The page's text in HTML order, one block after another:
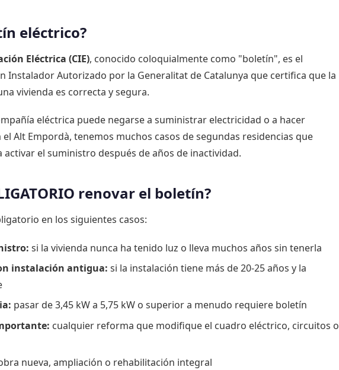
eléctrico?
Eléctrica (CIE), conocido coloquialmente como "boletín", es el
Instalador Autorizado por la Generalitat de Catalunya que certifica que la
vivienda es correcta y segura.
eléctrica puede negarse a suministrar electricidad o a hacer
Alt Empordà, tenemos muchos casos de segundas residencias que
el suministro después de años de inactividad.
renovar el boletín?
en los siguientes casos:
si la vivienda nunca ha tenido luz o lleva muchos años sin tenerla
instalación antigua: si la instalación tiene más de 20-25 años y la
pasar de 3,45 kW a 5,75 kW o superior a menudo requiere boletín
cualquier reforma que modifique el cuadro eléctrico, circuitos o
nueva, ampliación o rehabilitación integral